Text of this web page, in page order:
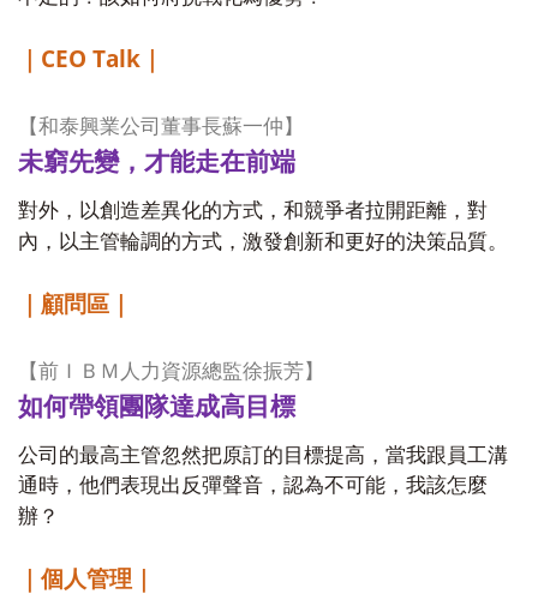
CEO Talk
【和泰興業公司董事長蘇一仲】
未窮先變，才能走在前端
對外，以創造差異化的方式，和競爭者拉開距離，對
內，以主管輪調的方式，激發創新和更好的決策品質。
｜顧問區｜
【前ＩＢＭ人力資源總監徐振芳】
如何帶領團隊達成高目標
公司的最高主管忽然把原訂的目標提高，當我跟員工溝
通時，他們表現出反彈聲音，認為不可能，我該怎麼
辦？
｜個人管理｜